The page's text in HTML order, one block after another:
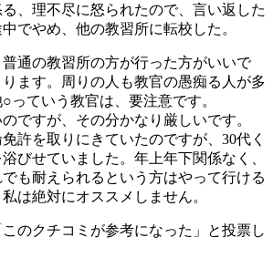
、理不尽に怒られたので、言い返した
でやめ、他の教習所に転校した。
普通の教習所の方が行った方がいいで
ます。周りの人も教官の愚痴る人が多
っていう教官は、要注意です。
ですが、その分かなり厳しいです。
許を取りにきていたのですが、30代く
びせていました。年上年下関係なく、
も耐えられるという方はやって行ける
は絶対にオススメしません。
のクチコミが参考になった」と投票し